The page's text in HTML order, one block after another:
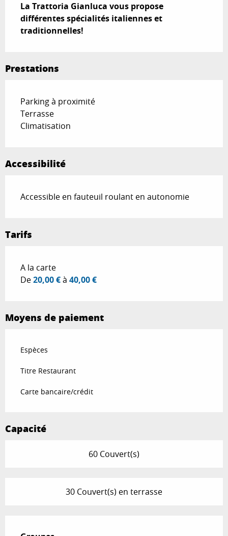
La Trattoria Gianluca vous propose
différentes spécialités italiennes et
traditionnelles!
Prestations
Parking à proximité
Terrasse
Climatisation
Accessibilité
Accessible en fauteuil roulant en autonomie
Tarifs
Tarifs 2026
A la carte
De20,00 €à 40,00 €
Moyens de paiement
Espèces
Titre Restaurant
Carte bancaire/crédit
Capacité
60 Couvert(s)
30 Couvert(s) en terrasse